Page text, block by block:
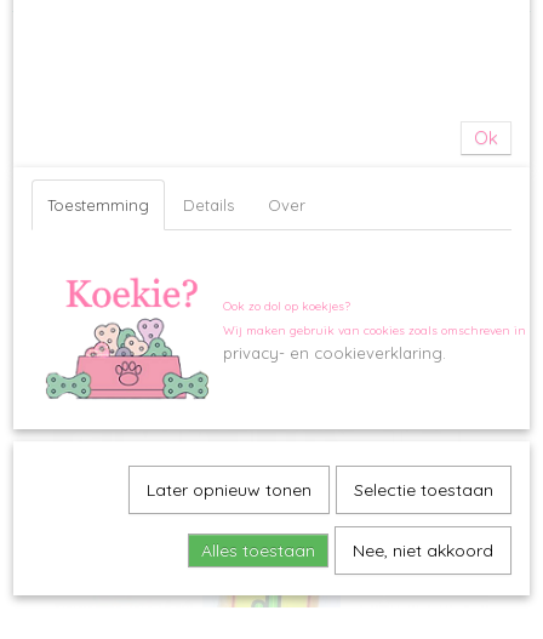
Ok
Toestemming Details Over
Ook zo dol op koekjes?
Wij maken gebruik van cookies zoals omschreven in
privacy- en cookieverklaring.
Later opnieuw tonen Selectie toestaan
Alles toestaan Nee, niet akkoord